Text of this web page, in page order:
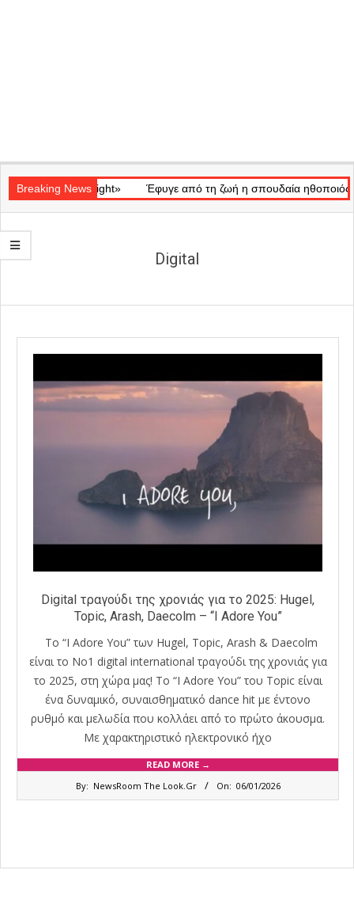
Navigation
Menu
Breaking News
«Ray of Light» Έφυγε από τη ζωή η σπουδαία ηθοποιός Μάρω
Digital
Digital τραγούδι της χρονιάς για το 2025: Hugel,
Topic, Arash, Daecolm – “I Adore You”
Το “I Adore You” των Hugel, Topic, Arash & Daecolm
είναι το Νο1 digital international τραγούδι της χρονιάς για
το 2025, στη χώρα μας! Το “I Adore You” του Topic είναι
ένα δυναμικό, συναισθηματικό dance hit με έντονο
ρυθμό και μελωδία που κολλάει από το πρώτο άκουσμα.
Με χαρακτηριστικό ηλεκτρονικό ήχο
READ MORE →
By: NewsRoom The Look.Gr On: 06/01/2026